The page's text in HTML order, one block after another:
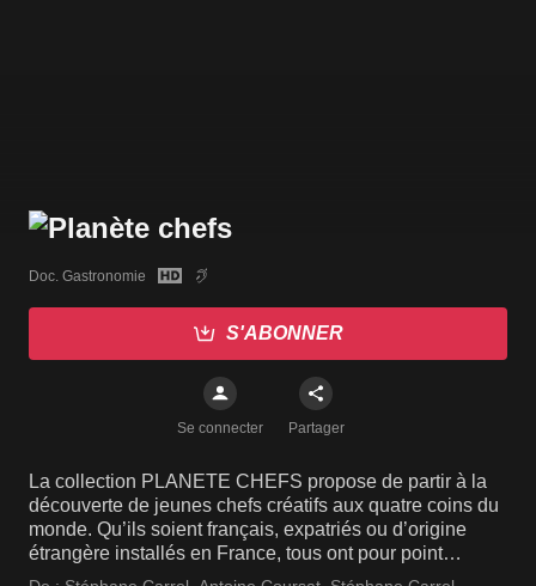
Doc. Gastronomie
S'ABONNER
Se connecter Partager
La collection PLANETE CHEFS propose de partir à la
découverte de jeunes chefs créatifs aux quatre coins du
monde. Qu’ils soient français, expatriés ou d’origine
étrangère installés en France, tous ont pour point
commun la passion de la cuisine qu’ils subliment sous